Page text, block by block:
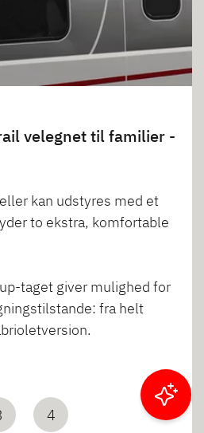
velegnet til familier -
kan udstyres med et
to ekstra, komfortable
taget giver mulighed for
fra helt
4